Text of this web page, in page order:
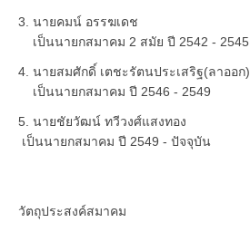
3. นายคมน์ อรรฆเดช
เป็นนายกสมาคม 2 สมัย ปี 2542 - 2545
4. นายสมศักดิ์ เตชะรัตนประเสริฐ(ลาออก)
เป็นนายกสมาคม ปี 2546 - 2549
5. นายชัยวัฒน์ ทวีวงศ์แสงทอง
เป็นนายกสมาคม ปี 2549 - ปัจจุบัน
วัตถุประสงค์สมาคม